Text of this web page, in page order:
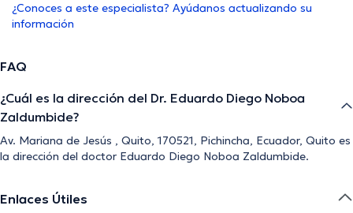
¿Conoces a este especialista? Ayúdanos actualizando su
información
FAQ
¿Cuál es la dirección del Dr. Eduardo Diego Noboa
Zaldumbide?
Av. Mariana de Jesús , Quito, 170521, Pichincha, Ecuador, Quito es
la dirección del doctor Eduardo Diego Noboa Zaldumbide.
Enlaces Útiles